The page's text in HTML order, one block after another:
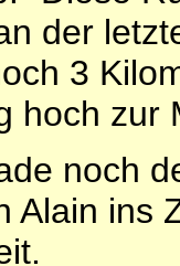
der
3
hoch
noch
Alain ins